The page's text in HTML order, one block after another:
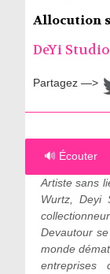
Allocution
DeYi Studio
Partagez —>
🔊 Écouter
Artiste sans
Wurtz, Deyi
Devautour
monde